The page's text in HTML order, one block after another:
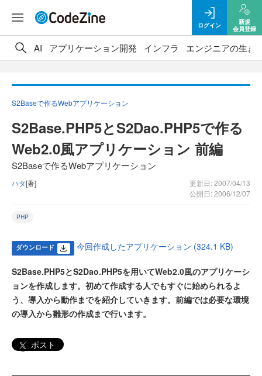
ログイン
新規
会員登録
AI アプリケーション開発 インフラ エンジニアの生き
S2Baseで作るWebアプリケーション
S2Base.PHP5とS2Dao.PHP5で作る
Web2.0風アプリケーション 前編
S2Baseで作るWebアプリケーション
ハタ[著]
更新日: 2007/04/13
公開日: 2006/12/07
PHP
ダウンロード 今回作成したアプリケーション (324.1 KB)
S2Base.PHP5とS2Dao.PHP5を用いてWeb2.0風のアプリケーシ
ョンを作成します。初めて作成する人でもすぐに始められるよ
う、導入から動作までを紹介していきます。前編では必要な環境
の導入から雛形の作成まで行います。
ポスト